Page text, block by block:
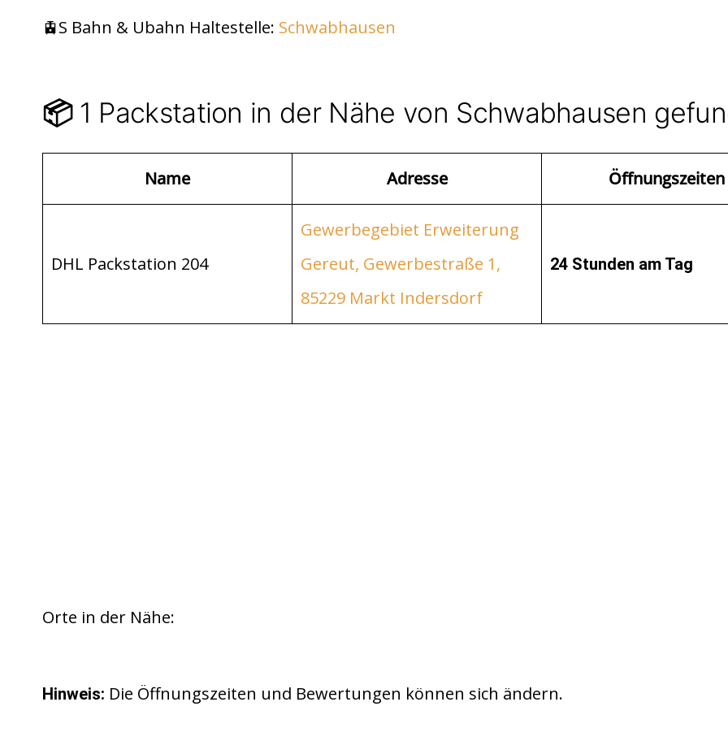
p
🚊S Bahn & Ubahn Haltestelle: Schwabhausen
📦1 Packstation in der Nähe von Schwabhausen
Name Adresse Öffnungszeiten
DHL Packstation 204
Gewerbegebiet Erweiterung
Gereut, Gewerbestraße 1,
85229 Markt Indersdorf
24 Stunden am Tag
Orte in der Nähe:
Hinweis: Die Öffnungszeiten und Bewertungen können sich ändern.